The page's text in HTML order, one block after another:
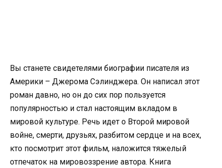
Вы станете свидетелями биографии писателя из
Америки – Джерома Сэлинджера. Он написал этот
роман давно, но он до сих пор пользуется
популярностью и стал настоящим вкладом в
мировой культуре. Речь идет о Второй мировой
войне, смерти, друзьях, разбитом сердце и на всех,
кто посмотрит этот фильм, наложится тяжелый
отпечаток на мировоззрение автора. Книга